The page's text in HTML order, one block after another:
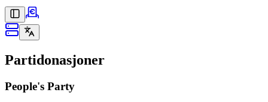
Partidonasjoner
People's Party